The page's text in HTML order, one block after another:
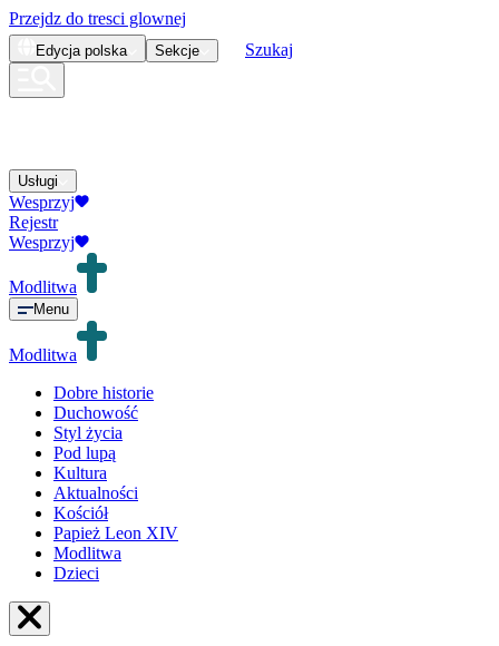
Przejdz do tresci glownej
Edycja polska Sekcje Szukaj
Usługi
Wesprzyj
Rejestr
Wesprzyj
Modlitwa
Menu
Modlitwa
Dobre historie
Duchowość
Styl życia
Pod lupą
Kultura
Aktualności
Kościół
Papież Leon XIV
Modlitwa
Dzieci